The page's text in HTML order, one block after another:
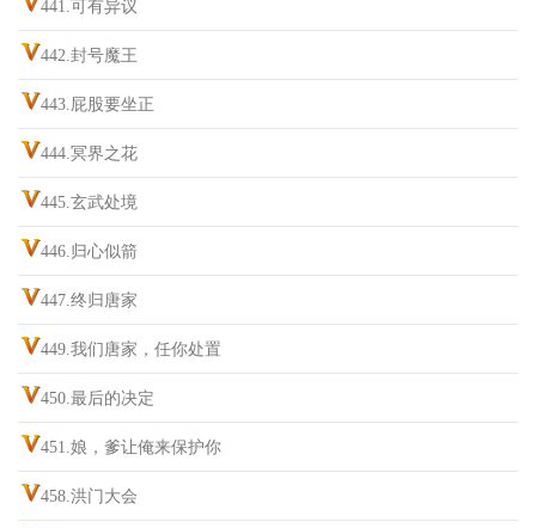
441.可有异议
442.封号魔王
443.屁股要坐正
444.冥界之花
445.玄武处境
446.归心似箭
447.终归唐家
449.我们唐家，任你处置
450.最后的决定
451.娘，爹让俺来保护你
458.洪门大会